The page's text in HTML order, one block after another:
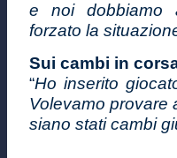
e noi dobbiamo
forzato la
Sui cambi in
“Ho inserito
Volevamo provare
siano stati cambi